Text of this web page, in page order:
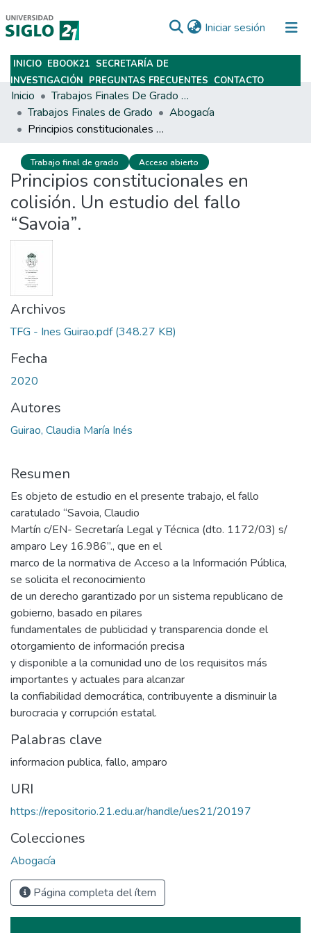
Iniciar sesión (current)
Subir
INICIO EBOOK21 SECRETARÍA DE
INVESTIGACIÓN PREGUNTAS FRECUENTES CONTACTO
Inicio
Trabajos Finales De Grado Y Posgrado
Trabajos Finales de Grado
Abogacía
Principios constitucionales en colisión. Un estudio del fallo “Savoia”.
Trabajo final de grado Acceso abierto
Principios constitucionales en
colisión. Un estudio del fallo
“Savoia”.
Archivos
TFG - Ines Guirao.pdf(348.27 KB)
Fecha
2020
Autores
Guirao, Claudia María Inés
Resumen
Es objeto de estudio en el presente trabajo, el fallo
caratulado “Savoia, Claudio
Martín c/EN- Secretaría Legal y Técnica (dto. 1172/03) s/
amparo Ley 16.986”., que en el
marco de la normativa de Acceso a la Información Pública,
se solicita el reconocimiento
de un derecho garantizado por un sistema republicano de
gobierno, basado en pilares
fundamentales de publicidad y transparencia donde el
otorgamiento de información precisa
y disponible a la comunidad uno de los requisitos más
importantes y actuales para alcanzar
la confiabilidad democrática, contribuyente a disminuir la
burocracia y corrupción estatal.
Palabras clave
informacion publica, fallo, amparo
URI
https://repositorio.21.edu.ar/handle/ues21/20197
Colecciones
Abogacía
Página completa del ítem